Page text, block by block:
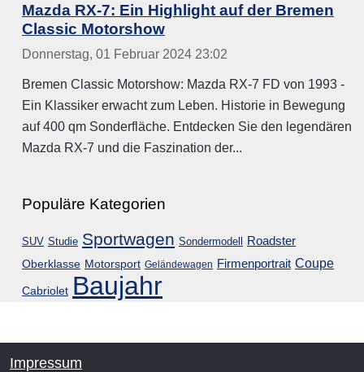
Mazda RX-7: Ein Highlight auf der Bremen
Classic Motorshow
Donnerstag, 01 Februar 2024 23:02
Bremen Classic Motorshow: Mazda RX-7 FD von 1993 -
Ein Klassiker erwacht zum Leben. Historie in Bewegung
auf 400 qm Sonderfläche. Entdecken Sie den legendären
Mazda RX-7 und die Faszination der...
Populäre Kategorien
SUV Studie Sportwagen Sondermodell
Roadster
Oberklasse Motorsport Geländewagen Firmenportrait Coupe
Cabriolet Baujahr
Impressum